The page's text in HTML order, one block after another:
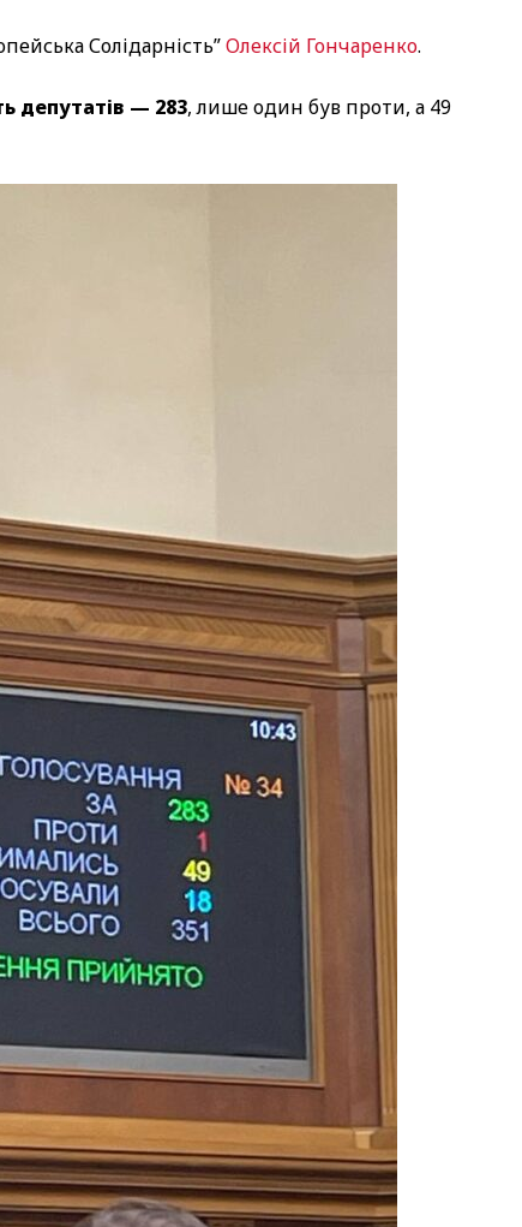
Солідарність”Олексій Гончаренко.
депутатів — 283, лише один був проти, а 49